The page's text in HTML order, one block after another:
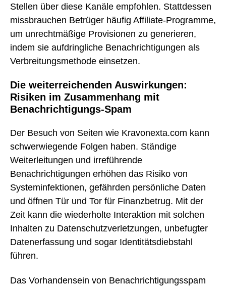
Stellen über diese Kanäle empfohlen. Stattdessen
missbrauchen Betrüger häufig Affiliate-Programme,
um unrechtmäßige Provisionen zu generieren,
indem sie aufdringliche Benachrichtigungen als
Verbreitungsmethode einsetzen.
Die weiterreichenden Auswirkungen:
Risiken im Zusammenhang mit
Benachrichtigungs-Spam
Der Besuch von Seiten wie Kravonexta.com kann
schwerwiegende Folgen haben. Ständige
Weiterleitungen und irreführende
Benachrichtigungen erhöhen das Risiko von
Systeminfektionen, gefährden persönliche Daten
und öffnen Tür und Tor für Finanzbetrug. Mit der
Zeit kann die wiederholte Interaktion mit solchen
Inhalten zu Datenschutzverletzungen, unbefugter
Datenerfassung und sogar Identitätsdiebstahl
führen.
Das Vorhandensein von Benachrichtigungsspam